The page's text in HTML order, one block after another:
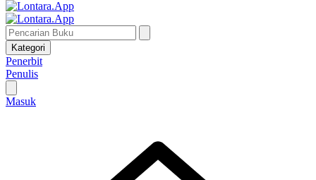
Kategori
Penerbit
Penulis
Masuk